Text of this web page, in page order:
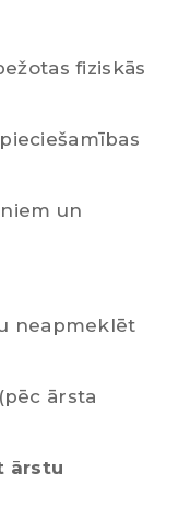
fiziskās
un
neapmeklēt
ārsta
ārstu